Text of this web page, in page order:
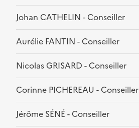
Johan CATHELIN - Conseiller
Aurélie FANTIN - Conseiller
Nicolas GRISARD - Conseiller
Corinne PICHEREAU - Conseiller
Jérôme SÉNÉ - Conseiller